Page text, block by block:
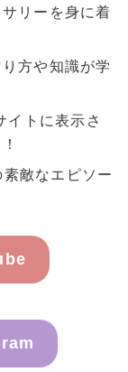
リーを身に着
方や知識が学
イトに表示さ
敵なエピソー